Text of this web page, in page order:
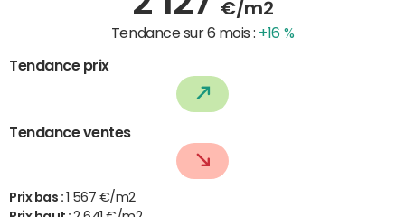
€/m2
Tendance sur 6 mois : +16 %
Tendance prix
Tendance ventes
Prix bas : 1 567 €/m2